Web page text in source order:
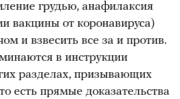
грудью, анафилаксия
вакцины от коронавируса)
и взвесить все за и против.
в инструкции
разделах, призывающих
есть прямые доказательства